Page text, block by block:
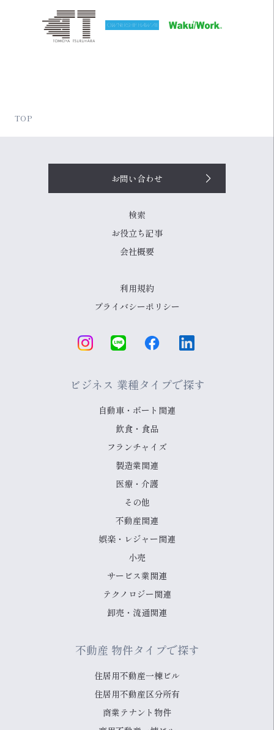
TOP
お問い合わせ
検索
お役立ち記事
会社概要
利用規約
プライバシーポリシー
不動産 物件タイプで探す
住居用不動産一棟ビル
住居用不動産区分所有
商業テナント物件
ビジネス 業種タイプで探す
自動車・ボート関連
飲食・食品
フランチャイズ
製造業関連
医療・介護
その他
不動産関連
娯楽・レジャー関連
小売
サービス業関連
テクノロジー関連
卸売・流通関連